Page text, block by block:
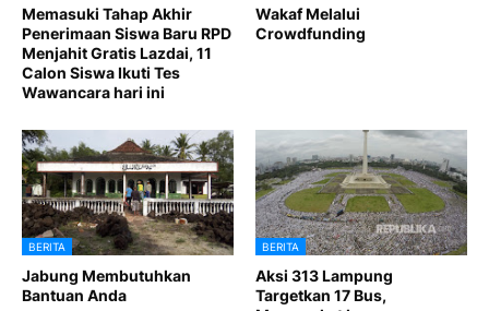
Memasuki Tahap Akhir
Penerimaan Siswa Baru RPD
Menjahit Gratis Lazdai, 11
Calon Siswa Ikuti Tes
Wawancara hari ini
Wakaf Melalui
Crowdfunding
BERITA
Jabung Membutuhkan
Bantuan Anda
BERITA
Aksi 313 Lampung
Targetkan 17 Bus,